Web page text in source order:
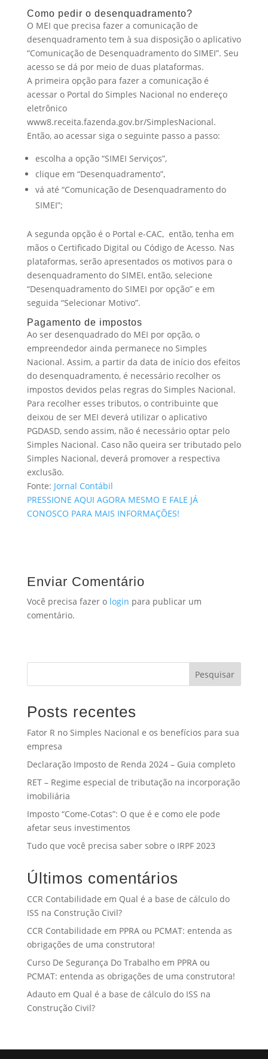
Como pedir o desenquadramento?
O MEI que precisa fazer a comunicação de
desenquadramento tem à sua disposição o aplicativo
“Comunicação de Desenquadramento do SIMEI”. Seu
acesso se dá por meio de duas plataformas.
A primeira opção para fazer a comunicação é
acessar o Portal do Simples Nacional no endereço
eletrônico
www8.receita.fazenda.gov.br/SimplesNacional.
Então, ao acessar siga o seguinte passo a passo:
escolha a opção “SIMEI Serviços”,
clique em “Desenquadramento”,
vá até “Comunicação de Desenquadramento do
SIMEI”;
A segunda opção é o Portal e-CAC, então, tenha em
mãos o Certificado Digital ou Código de Acesso. Nas
plataformas, serão apresentados os motivos para o
desenquadramento do SIMEI, então, selecione
“Desenquadramento do SIMEI por opção” e em
seguida “Selecionar Motivo”.
Pagamento de impostos
Ao ser desenquadrado do MEI por opção, o
empreendedor ainda permanece no Simples
Nacional. Assim, a partir da data de início dos efeitos
do desenquadramento, é necessário recolher os
impostos devidos pelas regras do Simples Nacional.
Para recolher esses tributos, o contribuinte que
deixou de ser MEI deverá utilizar o aplicativo
PGDASD, sendo assim, não é necessário optar pelo
Simples Nacional. Caso não queira ser tributado pelo
Simples Nacional, deverá promover a respectiva
exclusão.
Fonte: Jornal Contábil
PRESSIONE AQUI AGORA MESMO E FALE JÁ
CONOSCO PARA MAIS INFORMAÇÕES!
Enviar Comentário
Você precisa fazer o login para publicar um
comentário.
Pesquisar
Posts recentes
Fator R no Simples Nacional e os benefícios para sua
empresa
Declaração Imposto de Renda 2024 – Guia completo
RET – Regime especial de tributação na incorporação
imobiliária
Imposto “Come-Cotas”: O que é e como ele pode
afetar seus investimentos
Tudo que você precisa saber sobre o IRPF 2023
Últimos comentários
CCR Contabilidade em Qual é a base de cálculo do
ISS na Construção Civil?
CCR Contabilidade em PPRA ou PCMAT: entenda as
obrigações de uma construtora!
Curso De Segurança Do Trabalhoem PPRA ou
PCMAT: entenda as obrigações de uma construtora!
Adautoem Qual é a base de cálculo do ISS na
Construção Civil?